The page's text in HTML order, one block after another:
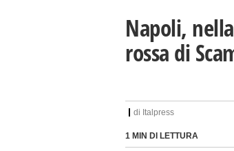
Napoli,
rossa di
di Italpress
1 MIN DI LETTURA